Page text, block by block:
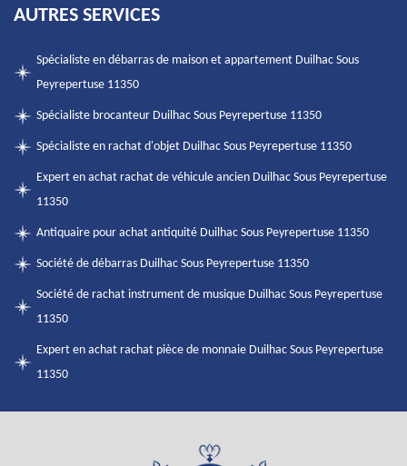
AUTRES SERVICES
Spécialiste en débarras de maison et appartement Duilhac Sous
Peyrepertuse 11350
Spécialiste brocanteur Duilhac Sous Peyrepertuse 11350
Spécialiste en rachat d'objet Duilhac Sous Peyrepertuse 11350
Expert en achat rachat de véhicule ancien Duilhac Sous Peyrepertuse
11350
Antiquaire pour achat antiquité Duilhac Sous Peyrepertuse 11350
Société de débarras Duilhac Sous Peyrepertuse 11350
Société de rachat instrument de musique Duilhac Sous Peyrepertuse
11350
Expert en achat rachat pièce de monnaie Duilhac Sous Peyrepertuse
11350